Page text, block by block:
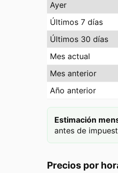
Ayer
Últimos 7 días
Últimos 30 días
Mes actual
Mes anterior
Año anterior
Estimación
antes de
Precios por